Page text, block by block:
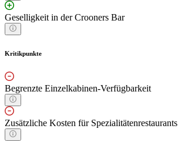
Geselligkeit in der Crooners Bar
Kritikpunkte
Begrenzte Einzelkabinen-Verfügbarkeit
Zusätzliche Kosten für Spezialitätenrestaurants